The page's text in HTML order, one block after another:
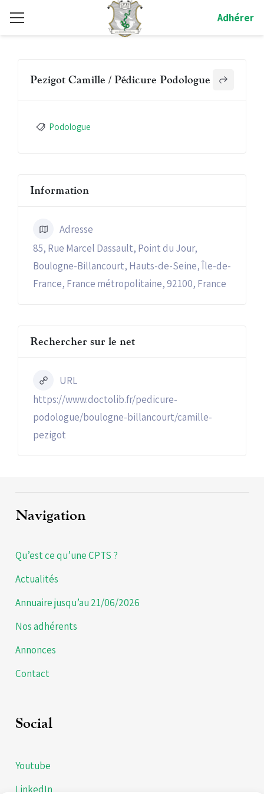
Adhérer
Pezigot Camille / Pédicure Podologue
Podologue
Information
Adresse
85, Rue Marcel Dassault, Point du Jour,
Boulogne-Billancourt, Hauts-de-Seine, Île-de-
France, France métropolitaine, 92100, France
Rechercher sur le net
URL
https://www.doctolib.fr/pedicure-
podologue/boulogne-billancourt/camille-
pezigot
Navigation
Qu’est ce qu’une CPTS ?
Actualités
Annuaire jusqu’au 21/06/2026
Nos adhérents
Annonces
Contact
Social
Youtube
LinkedIn